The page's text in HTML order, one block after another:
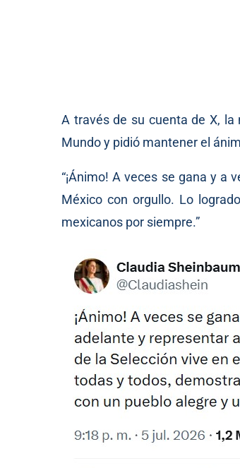
A través de su cuenta de X, la
Mundo y pidió mantener el
“¡Ánimo! A veces se gana y a
México con orgullo. Lo
mexicanos por siempre.”